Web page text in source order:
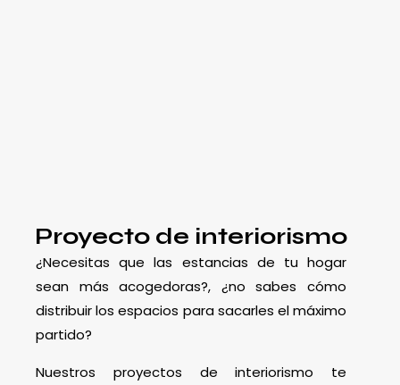
Proyecto de interiorismo
¿Necesitas que las estancias de tu hogar
sean más acogedoras?, ¿no sabes cómo
distribuir los espacios para sacarles el máximo
partido?
Nuestros proyectos de interiorismo te